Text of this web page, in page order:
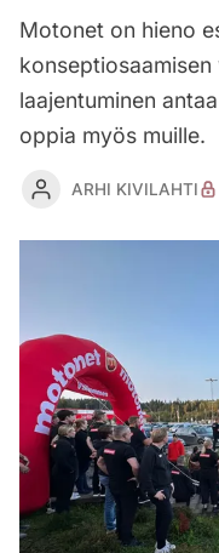
Motonet on hieno
konseptiosaamisen
laajentuminen
oppia myös muille.
ARHI KIVILAHTI